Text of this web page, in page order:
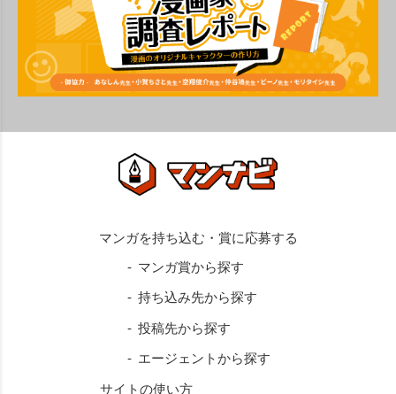
マンガ賞から探す
持ち込み先から探す
投稿先から探す
エージェントから探す
サイトの使い方